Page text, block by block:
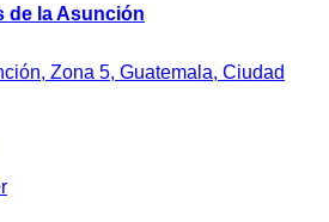
de la Asunción
Zona 5, Guatemala, Ciudad